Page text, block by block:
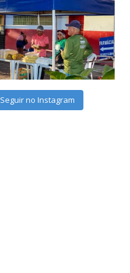
Seguir no Instagram